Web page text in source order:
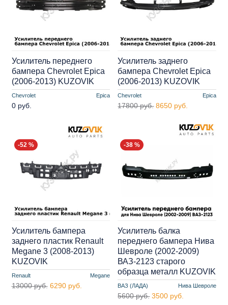
Chevrolet Epica
Усилитель переднего
бампера Chevrolet Epica
(2006-2013) KUZOVIK
0 руб.
Chevrolet Epica
Усилитель заднего
бампера Chevrolet Epica
(2006-2013) KUZOVIK
17800 руб. 8650 руб.
-52 %
Renault Megane
Усилитель бампера
заднего пластик Renault
Megane 3 (2008-2013)
KUZOVIK
13000 руб. 6290 руб.
-38 %
ВАЗ (ЛАДА) Нива Шевроле
Усилитель балка
переднего бампера Нива
Шевроле (2002-2009)
ВАЗ-2123 старого
образца металл KUZOVIK
5600 руб. 3500 руб.